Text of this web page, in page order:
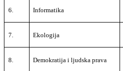
6. Informatika
7. Ekologija
8. Demokratija i ljudska prava